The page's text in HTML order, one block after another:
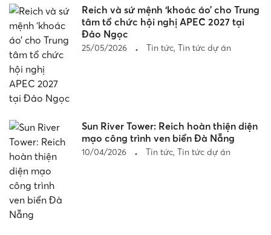
Reich và sứ mệnh ‘khoác áo’ cho Trung
tâm tổ chức hội nghị APEC 2027 tại
Đảo Ngọc
25/05/2026 Tin tức, Tin tức dự án
Sun River Tower: Reich hoàn thiện diện
mạo công trình ven biển Đà Nẵng
10/04/2026 Tin tức, Tin tức dự án